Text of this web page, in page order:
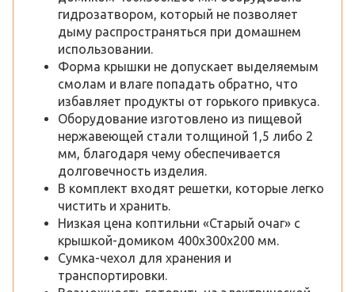
гидрозатвором, который не позволяет
дыму распространяться при домашнем
использовании.
Форма крышки не допускает выделяемым
смолам и влаге попадать обратно, что
избавляет продукты от горького привкуса.
Оборудование изготовлено из пищевой
нержавеющей стали толщиной 1,5 либо 2
мм, благодаря чему обеспечивается
долговечность изделия.
В комплект входят решетки, которые легко
чистить и хранить.
Низкая цена коптильни «Старый очаг» с
крышкой-домиком 400х300х200 мм.
Сумка-чехол для хранения и
транспортировки.